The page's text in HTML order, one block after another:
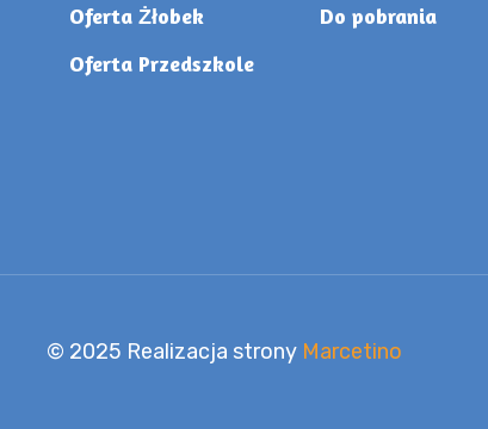
Oferta Żłobek
Oferta Przedszkole
Do pobrania
© 2025 Realizacja strony Marcetino